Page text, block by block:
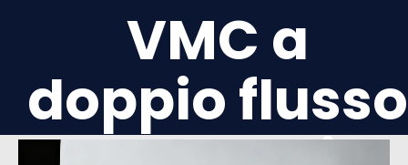
VMC a
doppio flusso